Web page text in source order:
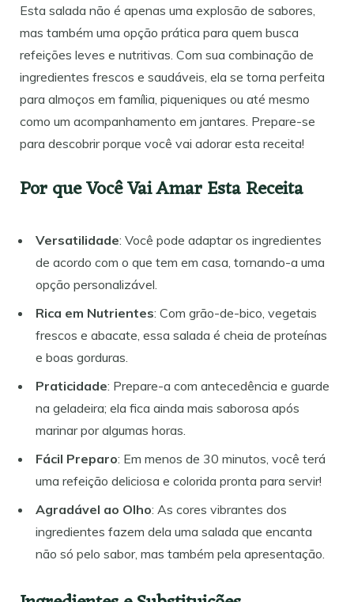
Esta salada não é apenas uma explosão de sabores,
mas também uma opção prática para quem busca
refeições leves e nutritivas. Com sua combinação de
ingredientes frescos e saudáveis, ela se torna perfeita
para almoços em família, piqueniques ou até mesmo
como um acompanhamento em jantares. Prepare-se
para descobrir porque você vai adorar esta receita!
Por que Você Vai Amar Esta Receita
Versatilidade: Você pode adaptar os ingredientes
de acordo com o que tem em casa, tornando-a uma
opção personalizável.
Rica em Nutrientes: Com grão-de-bico, vegetais
frescos e abacate, essa salada é cheia de proteínas
e boas gorduras.
Praticidade: Prepare-a com antecedência e guarde
na geladeira; ela fica ainda mais saborosa após
marinar por algumas horas.
Fácil Preparo: Em menos de 30 minutos, você terá
uma refeição deliciosa e colorida pronta para servir!
Agradável ao Olho: As cores vibrantes dos
ingredientes fazem dela uma salada que encanta
não só pelo sabor, mas também pela apresentação.